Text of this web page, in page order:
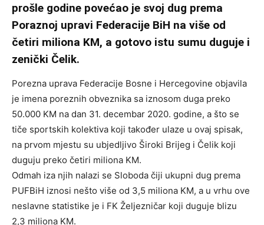
prošle godine povećao je svoj dug prema
Poraznoj upravi Federacije BiH na više od
četiri miliona KM, a gotovo istu sumu duguje i
zenički Čelik.
Porezna uprava Federacije Bosne i Hercegovine objavila
je imena poreznih obveznika sa iznosom duga preko
50.000 KM na dan 31. decembar 2020. godine, a što se
tiče sportskih kolektiva koji također ulaze u ovaj spisak,
na prvom mjestu su ubjedljivo Široki Brijeg i Čelik koji
duguju preko četiri miliona KM.
Odmah iza njih nalazi se Sloboda čiji ukupni dug prema
PUFBiH iznosi nešto više od 3,5 miliona KM, a u vrhu ove
neslavne statistike je i FK Željezničar koji duguje blizu
2,3 miliona KM.